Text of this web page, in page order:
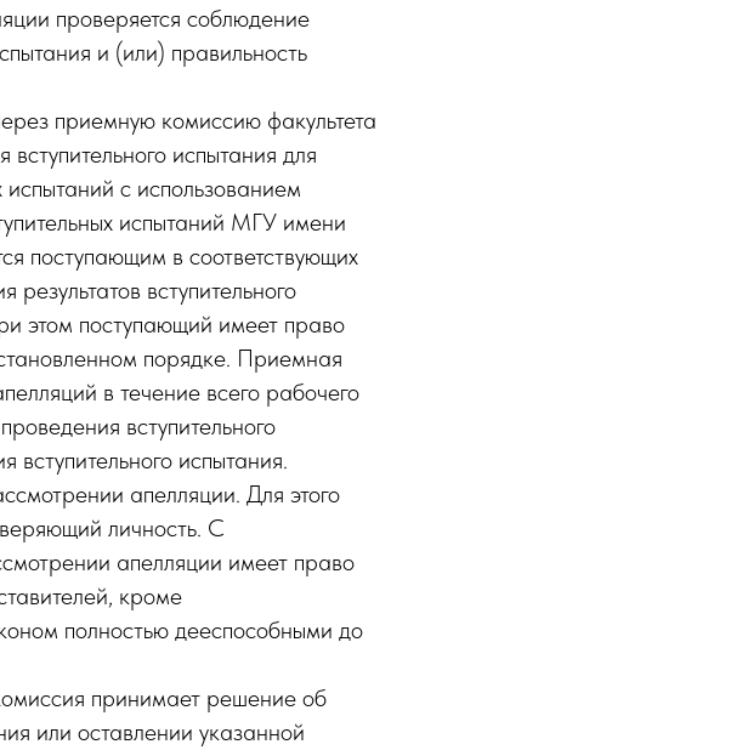
проверяется соблюдение
и (или) правильность
приемную комиссию факультета
испытания для
с использованием
испытаний МГУ имени
поступающим в соответствующих
вступительного
этом поступающий имеет право
порядке. Приемная
в течение всего рабочего
вступительного
испытания.
апелляции. Для этого
личность. С
апелляции имеет право
кроме
полностью дееспособными до
принимает решение об
или оставлении указанной